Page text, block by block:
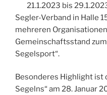
den
Paralympics
dabei
sein“
21.1.2023 bis
Segler-Verband in Halle
mehreren
Gemeinschaftsstand
Segelsport“.
Besonderes Highlight ist
Segelns“ am 28. Januar